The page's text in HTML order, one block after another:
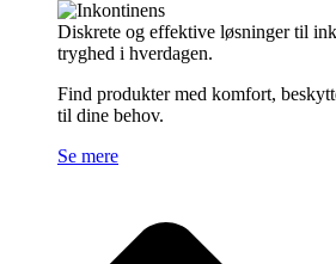
Diskrete og effektive løsninger til
tryghed i hverdagen.
Find produkter med komfort,
til dine behov.
Se mere